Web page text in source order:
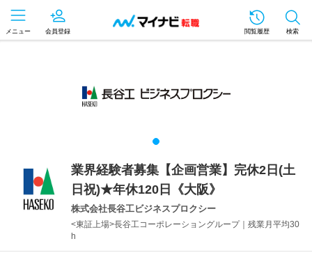
メニュー 会員登録 閲覧履歴 検索
業界経験者募集【企画営業】完休2日(土
日祝)★年休120日《大阪》
株式会社長谷工ビジネスプロクシー
<東証上場>長谷工コーポレーショングループ｜残業月平均30
h